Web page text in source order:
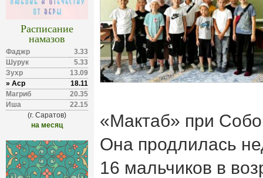
Расписание
намазов
Фаджр
3.33
Шурук
5.33
Зухр
13.09
» Аср
18.11
Магриб
20.35
Иша
22.15
(г. Саратов)
на месяц
«Мактаб» при
Она продлилась
16 мальчиков в